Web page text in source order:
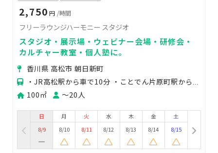
2,750 円 /時間
フリーラウンジハーモニー スタジオ
スタジオ・展示場・ウェビナー会場・研修会・
カルチャー教室・個人塾に。
香川県 高松市 朝日新町
100㎡ 〜20人
日
8/9
月
8/10
火
8/11
水
8/12
木
8/13
金
8/14
土
8/15